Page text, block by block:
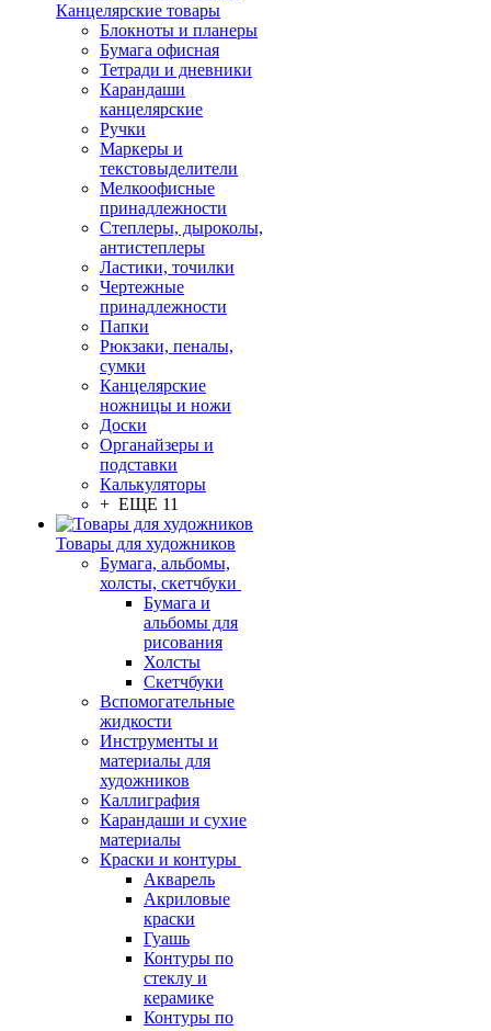
Канцелярские товары
Блокноты и планеры
Бумага офисная
Тетради и дневники
Карандаши
канцелярские
Ручки
Маркеры и
текстовыделители
Мелкоофисные
принадлежности
Степлеры, дыроколы,
антистеплеры
Ластики, точилки
Чертежные
принадлежности
Папки
Рюкзаки, пеналы,
сумки
Канцелярские
ножницы и ножи
Доски
Органайзеры и
подставки
Калькуляторы
+ ЕЩЕ 11
Товары для художников
Бумага, альбомы,
холсты, скетчбуки
Бумага и
альбомы для
рисования
Холсты
Скетчбуки
Вспомогательные
жидкости
Инструменты и
материалы для
художников
Каллиграфия
Карандаши и сухие
материалы
Краски и контуры
Акварель
Акриловые
краски
Гуашь
Контуры по
стеклу и
керамике
Контуры по